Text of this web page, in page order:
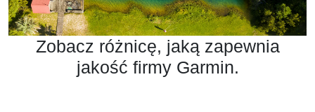
Zobacz różnicę, jaką zapewnia
jakość firmy Garmin.